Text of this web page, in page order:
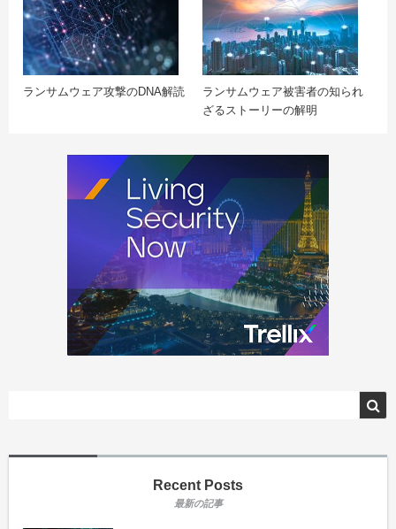
ランサムウェア攻撃のDNA解読
ランサムウェア被害者の知られ
ざるストーリーの解明
Recent Posts